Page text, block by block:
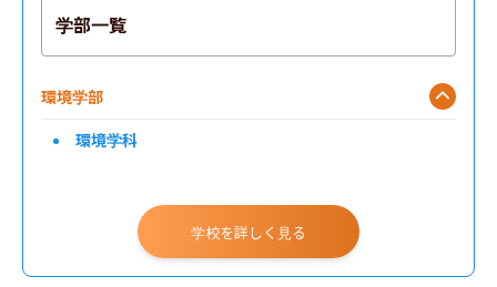
学部一覧
環境学部
環境学科
学校を詳しく見る